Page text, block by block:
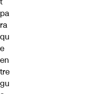
pa
ra
qu
e
en
tre
gu